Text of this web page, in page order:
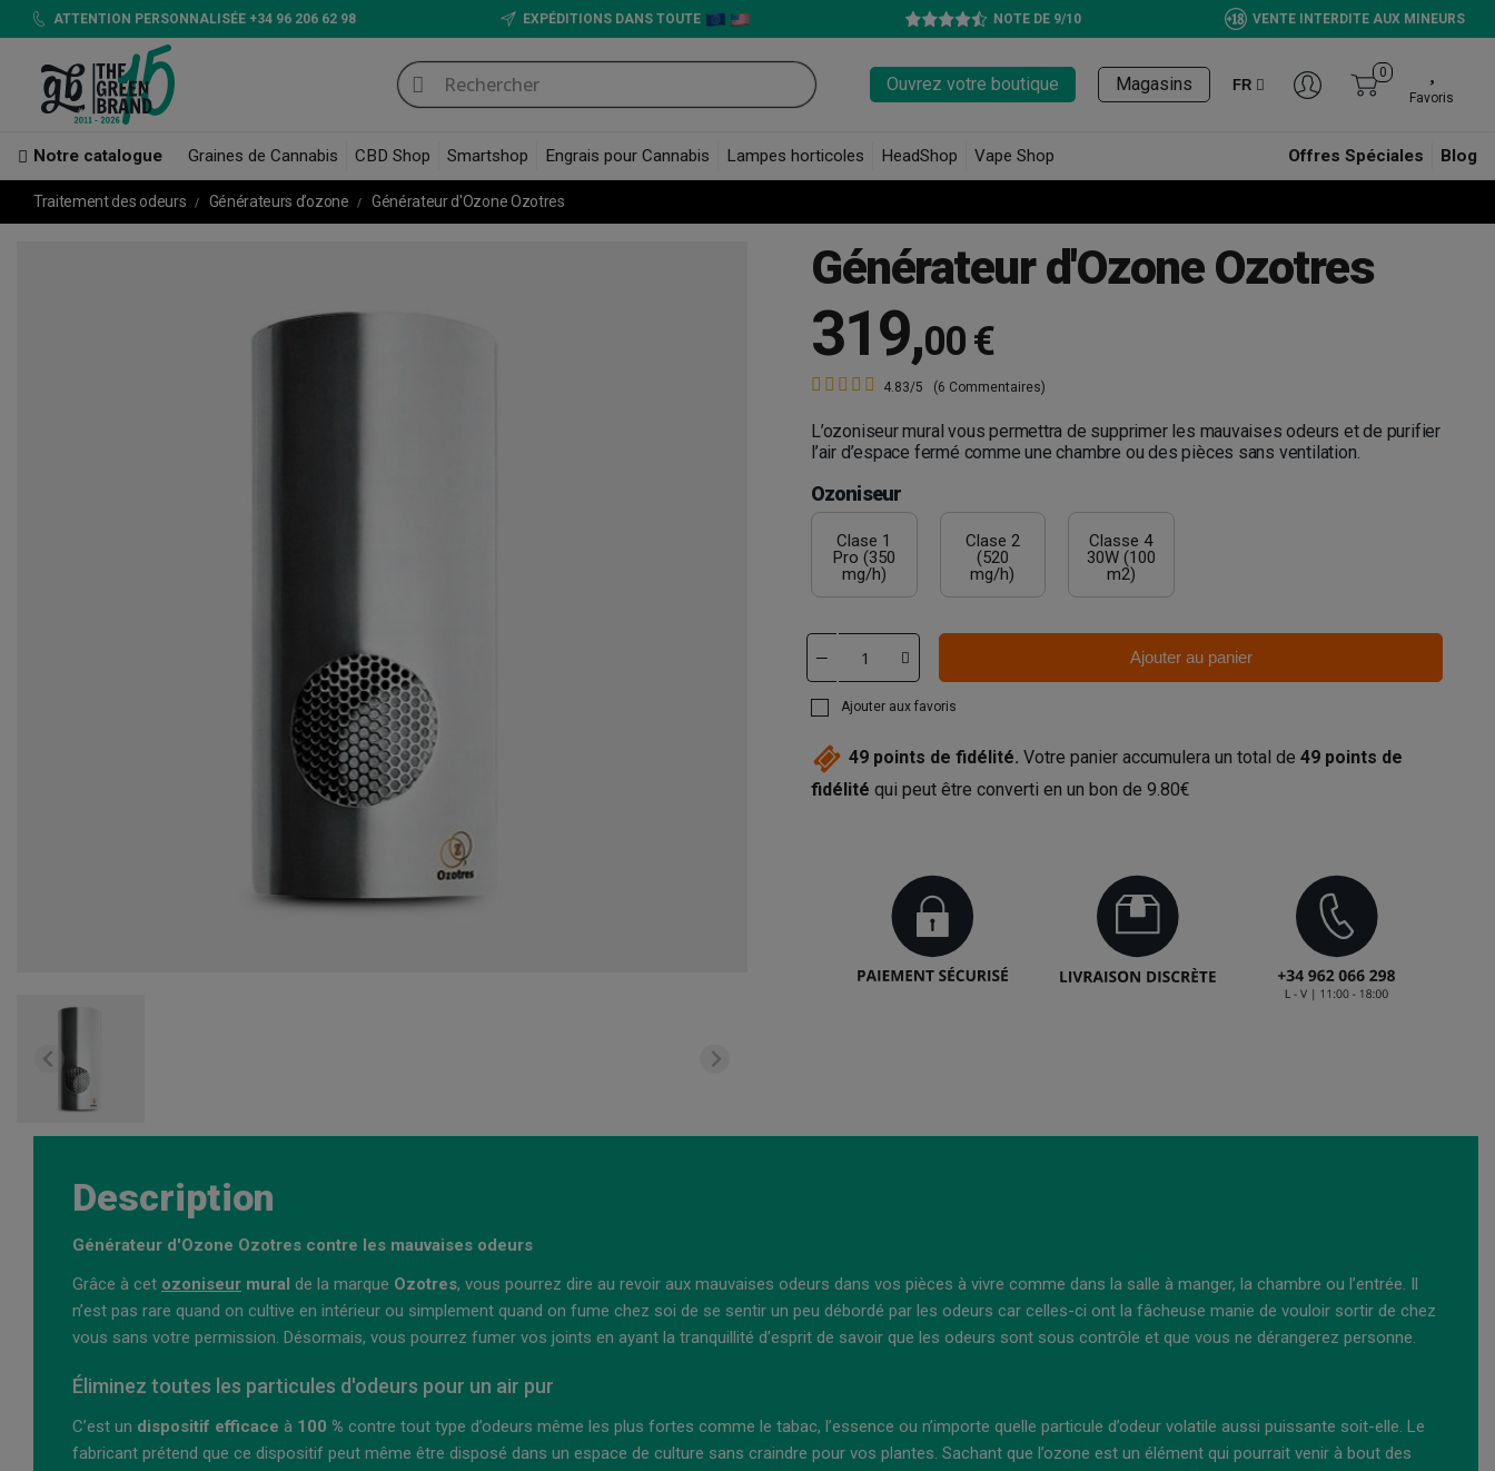
ATTENTION PERSONNALISÉE +34 96 206 62 98 EXPÉDITIONS DANS TOUTE NOTE DE 9/10 VENTE INTERDITE AUX MINEURS
Ouvrez votre boutique Magasins FR
0
Favoris
Notre catalogue Graines de Cannabis CBD Shop Smartshop Engrais pour Cannabis Lampes horticoles HeadShop Vape Shop Offres Spéciales Blog
Traitement des odeurs Générateurs d’ozone Générateur d'Ozone Ozotres
Générateur d'Ozone Ozotres
319,00 €
4.83/5 (6 Commentaires)
L’ozoniseur mural vous permettra de supprimer les mauvaises odeurs et de purifier
l’air d’espace fermé comme une chambre ou des pièces sans ventilation.
Ozoniseur
Clase 1
Pro (350
mg/h)
Clase 2
(520
mg/h)
Classe 4
30W (100
m2)
Ajouter au panier
Ajouter aux favoris
49 points de fidélité. Votre panier accumulera un total de 49 points de
fidélité qui peut être converti en un bon de 9.80€
Description
Générateur d'Ozone Ozotres contre les mauvaises odeurs
Grâce à cet ozoniseur mural de la marque Ozotres, vous pourrez dire au revoir aux mauvaises odeurs dans vos pièces à vivre comme dans la salle à manger, la chambre ou l’entrée. Il
n’est pas rare quand on cultive en intérieur ou simplement quand on fume chez soi de se sentir un peu débordé par les odeurs car celles-ci ont la fâcheuse manie de vouloir sortir de chez
vous sans votre permission. Désormais, vous pourrez fumer vos joints en ayant la tranquillité d’esprit de savoir que les odeurs sont sous contrôle et que vous ne dérangerez personne.
Éliminez toutes les particules d'odeurs pour un air pur
C’est un dispositif efficace à 100 % contre tout type d’odeurs même les plus fortes comme le tabac, l’essence ou n’importe quelle particule d’odeur volatile aussi puissante soit-elle. Le
fabricant prétend que ce dispositif peut même être disposé dans un espace de culture sans craindre pour vos plantes. Sachant que l’ozone est un élément qui pourrait venir à bout des